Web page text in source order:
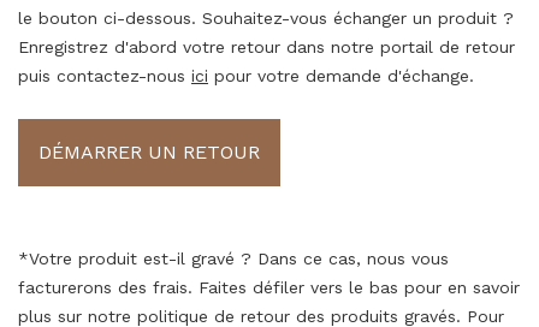
le bouton ci-dessous. Souhaitez-vous échanger un produit ?
Enregistrez d'abord votre retour dans notre portail de retour
puis contactez-nous ici pour votre demande d'échange.
DÉMARRER UN RETOUR
*Votre produit est-il gravé ? Dans ce cas, nous vous
facturerons des frais. Faites défiler vers le bas pour en savoir
plus sur notre politique de retour des produits gravés. Pour